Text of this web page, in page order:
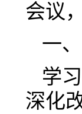
会议
一
学
深化